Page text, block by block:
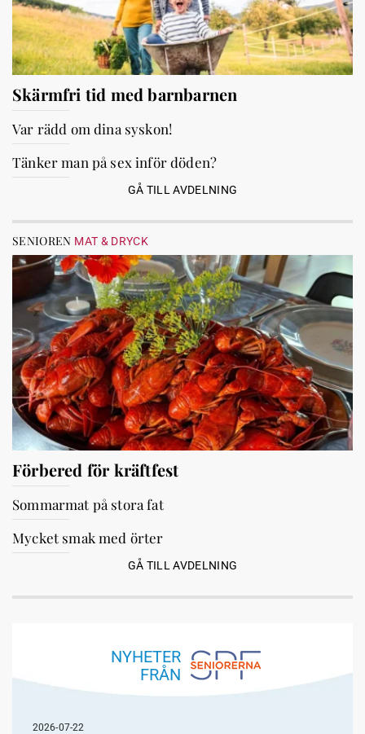
Skärmfri tid med barnbarnen
Var rädd om dina syskon!
Tänker man på sex inför döden?
GÅ TILL AVDELNING
SENIOREN MAT & DRYCK
Förbered för kräftfest
Sommarmat på stora fat
Mycket smak med örter
GÅ TILL AVDELNING
NYHETER
FRÅN
2026-07-22